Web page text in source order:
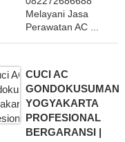
Melayani Jasa
Perawatan AC ...
CUCI AC
GONDOKUSUMAN
YOGYAKARTA
PROFESIONAL
BERGARANSI |